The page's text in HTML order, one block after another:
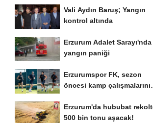
Vali Aydın Baruş; Yangın
kontrol altında
Erzurum Adalet Sarayı'nda
yangın paniği
Erzurumspor FK, sezon
öncesi kamp çalışmalarını
Erzurum'da hububat
500 bin tonu aşacak!